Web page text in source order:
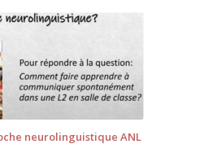
neurolinguistique ANL